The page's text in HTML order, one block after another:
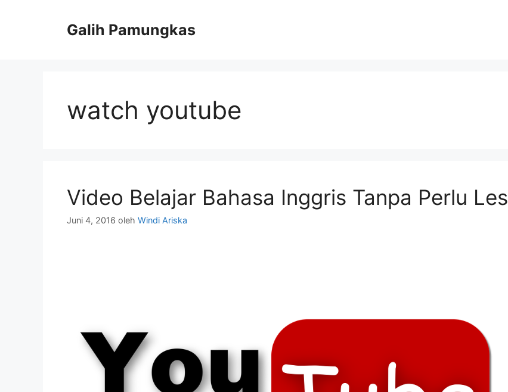
Galih Pamungkas
watch youtube
Video Belajar Bahasa Inggris Tanpa Perlu Les
Juni 4, 2016 oleh Windi Ariska